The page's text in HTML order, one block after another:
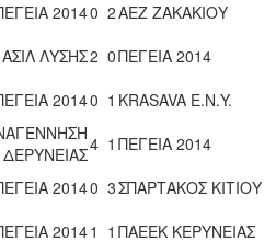
20140 2ΑΕΖ ΖΑΚΑΚΙΟΥ
ΑΣΙΛ ΛΥΣΗΣ2 0ΠΕΓΕΙΑ 2014
20140 1 KRASAVA Ε.Ν.Y.
ΔΕΡΥΝΕΙΑΣ4 1 ΠΕΓΕΙΑ 2014
20140 3ΣΠΑΡΤΑΚΟΣ ΚΙΤΙΟΥ
20141 1 ΠΑΕΕΚ ΚΕΡΥΝΕΙΑΣ